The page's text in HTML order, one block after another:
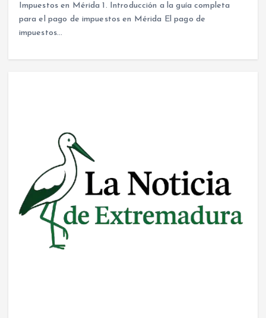
Impuestos en Mérida 1. Introducción a la guía completa
para el pago de impuestos en Mérida El pago de
impuestos…